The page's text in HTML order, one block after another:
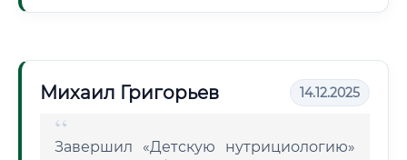
Михаил Григорьев 14.12.2025
Завершил «Детскую нутрициологию»